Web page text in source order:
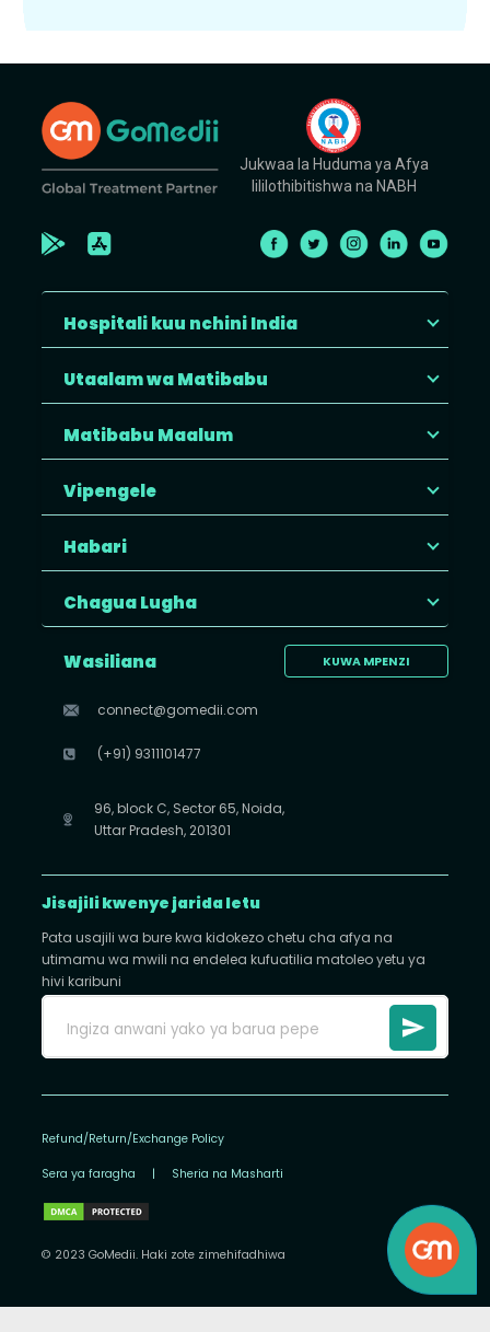
Jukwaa la Huduma ya Afya
lililothibitishwa na NABH
Hospitali kuu nchini India
Utaalam wa Matibabu
Matibabu Maalum
Vipengele
Habari
Chagua Lugha
KUWA MPENZI
Wasiliana
connect@gomedii.com
(+91) 9311101477
96, block C, Sector 65, Noida,
Uttar Pradesh, 201301
Jisajili kwenye jarida letu
Pata usajili wa bure kwa kidokezo chetu cha afya na
utimamu wa mwili na endelea kufuatilia matoleo yetu ya
hivi karibuni
Refund/Return/Exchange Policy
Sera ya faragha | Sheria na Masharti
© 2023 GoMedii. Haki zote zimehifadhiwa